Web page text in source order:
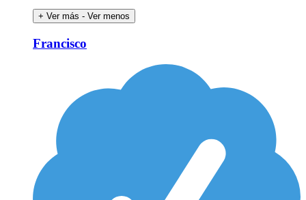
+ Ver más - Ver menos
Francisco